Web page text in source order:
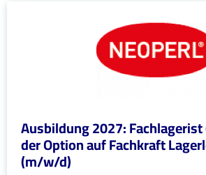
Ausbildung 2027:
der Option auf Fachkraft
(m/w/d)